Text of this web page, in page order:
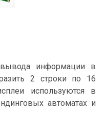
вывода информации в
2 строки по 16
используются в
автоматах и